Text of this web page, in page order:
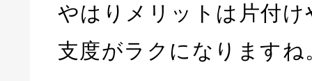
やはりメリットは片付
支度がラクになりますね